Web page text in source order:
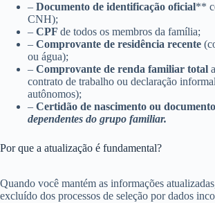
– Documento de identificação oficial**
CNH);
– CPF de todos os membros da família;
– Comprovante de residência recente
ou água);
– Comprovante de renda familiar total
contrato de trabalho ou declaração
autônomos);
– Certidão de nascimento ou
dependentes do grupo familiar.
Por que a atualização é fundamental?
Quando você mantém as informações
excluído dos processos de seleção por dados